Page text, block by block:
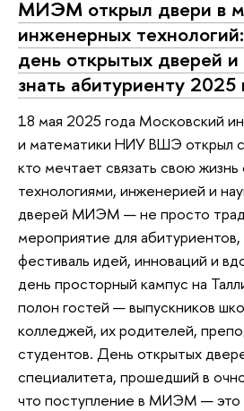
МИЭМ открыл двери в
инженерных
день открытых дверей
знать абитуриенту 2025
18 мая 2025 года Московский
и математики НИУ ВШЭ открыл
кто мечтает связать свою
технологиями, инженерией и
дверей МИЭМ — не просто
мероприятие для
фестиваль идей, инноваций и
день просторный кампус на
полон гостей — выпускников
колледжей, их родителей,
студентов. День открытых
специалитета, прошедший в
что поступление в МИЭМ — это